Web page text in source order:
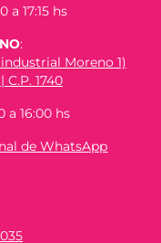
a 17:15 hs
:
Moreno 1)
1740
a 16:00 hs
de WhatsApp